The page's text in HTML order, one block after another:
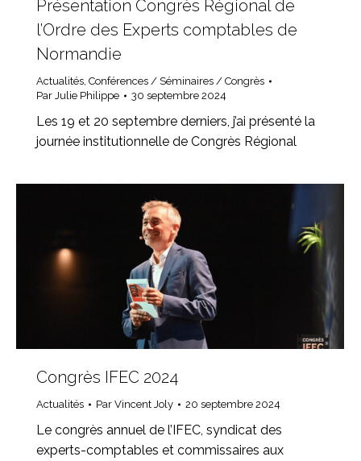
Présentation Congrès Régional de
l’Ordre des Experts comptables de
Normandie
Actualités Conférences / Séminaires / Congrès
Par Julie Philippe 30 septembre 2024
Les 19 et 20 septembre derniers, j’ai présenté la
journée institutionnelle de Congrès Régional
Congrès IFEC 2024
Actualités Par Vincent Joly 20 septembre 2024
Le congrès annuel de l’IFEC, syndicat des
experts-comptables et commissaires aux